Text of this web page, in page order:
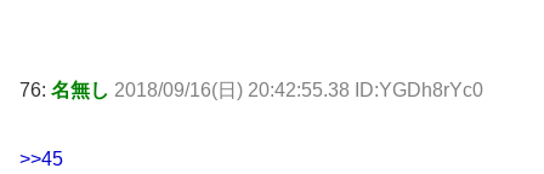
76: 名無し 2018/09/16(日) 20:42:55.38 ID:YGDh8rYc0
>>45